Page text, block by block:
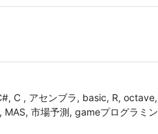
C , アセンブラ, basic, R, octave,
市場予測, gameプログラミン